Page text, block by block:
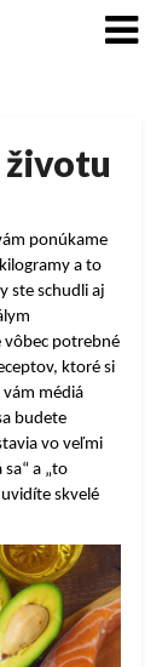
životu
ponúkame
a to
ste schudli aj
vôbec potrebné
ktoré si
médiá
budete
vo veľmi
a „to
skvelé